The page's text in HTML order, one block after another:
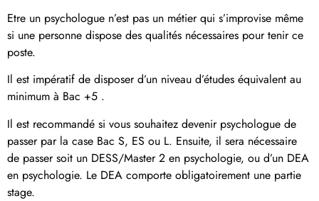
Etre un psychologue n’est pas un métier qui s’improvise même
si une personne dispose des qualités nécessaires pour tenir ce
poste.
Il est impératif de disposer d’un niveau d’études équivalent au
minimum à Bac +5 .
Il est recommandé si vous souhaitez devenir psychologue de
passer par la case Bac S, ES ou L. Ensuite, il sera nécessaire
de passer soit un DESS/Master 2 en psychologie, ou d’un DEA
en psychologie. Le DEA comporte obligatoirement une partie
stage.